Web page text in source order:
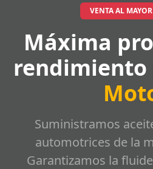
VENTA AL
Máxima
rendimiento
Suministramos
automotrices de la
Garantizamos la